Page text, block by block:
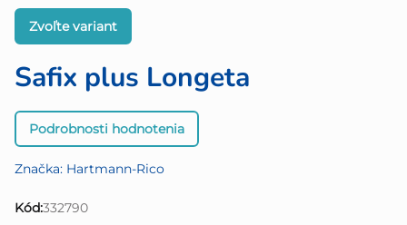
Safix plus Longeta
Priemerné
hodnotenie
je
0,0
Podrobnosti hodnotenia
Značka: Hartmann-Rico
Kód:332790
Zvoľte variant